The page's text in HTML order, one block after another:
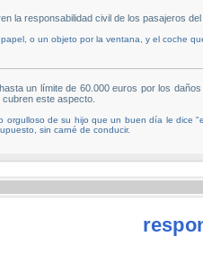
la responsabilidad civil de los pasajeros
o un objeto por la ventana, y el coche
un límite de 60.000 euros por los
este aspecto.
orgulloso de su hijo que un buen día le dice
sin carné de conducir.